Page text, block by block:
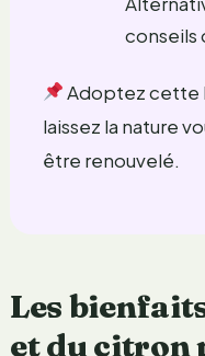
conseils
Adoptez cette
laissez la nature
être renouvelé.
Les
et du citron